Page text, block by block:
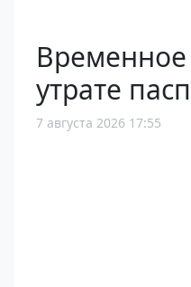
Временное
утрате
7 августа 2026 17:55